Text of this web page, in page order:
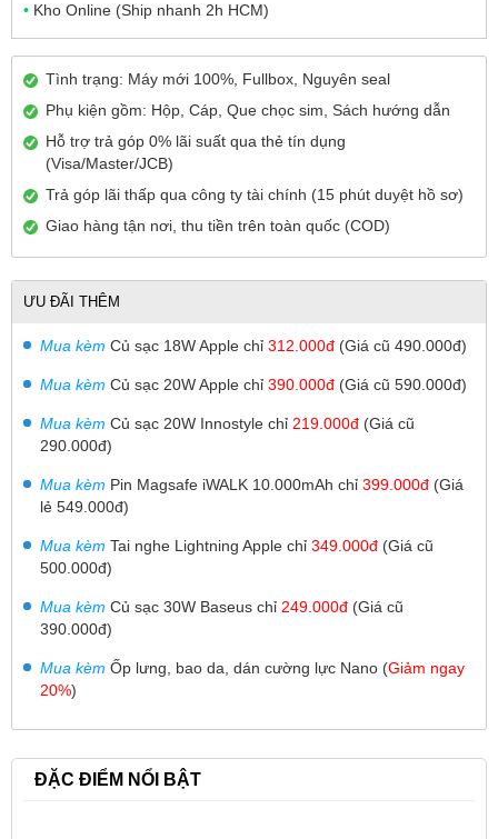
• Kho Online (Ship nhanh 2h HCM)
Tình trạng: Máy mới 100%, Fullbox, Nguyên seal
Phụ kiện gồm: Hộp, Cáp, Que chọc sim, Sách hướng dẫn
Hỗ trợ trả góp 0% lãi suất qua thẻ tín dụng
(Visa/Master/JCB)
Trả góp lãi thấp qua công ty tài chính (15 phút duyệt hồ sơ)
Giao hàng tận nơi, thu tiền trên toàn quốc (COD)
ƯU ĐÃI THÊM
Mua kèm Củ sạc 18W Apple chỉ 312.000đ (Giá cũ 490.000đ)
Mua kèm Củ sạc 20W Apple chỉ 390.000đ (Giá cũ 590.000đ)
Mua kèm Củ sạc 20W Innostyle chỉ 219.000đ (Giá cũ
290.000đ)
Mua kèm Pin Magsafe iWALK 10.000mAh chỉ 399.000đ (Giá
lẻ 549.000đ)
Mua kèm Tai nghe Lightning Apple chỉ 349.000đ (Giá cũ
500.000đ)
Mua kèm Củ sạc 30W Baseus chỉ 249.000đ (Giá cũ
390.000đ)
Mua kèm Ốp lưng, bao da, dán cường lực Nano (Giảm ngay
20%)
ĐẶC ĐIỂM NỔI BẬT